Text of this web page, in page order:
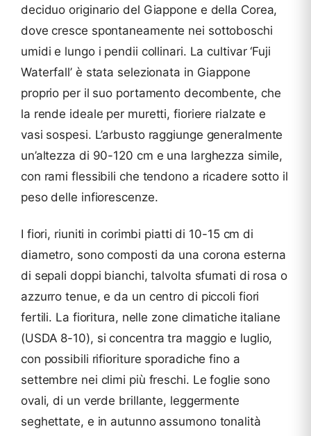
deciduo originario del Giappone e della Corea,
dove cresce spontaneamente nei sottoboschi
umidi e lungo i pendii collinari. La cultivar ‘Fuji
Waterfall’ è stata selezionata in Giappone
proprio per il suo portamento decombente, che
la rende ideale per muretti, fioriere rialzate e
vasi sospesi. L’arbusto raggiunge generalmente
un’altezza di 90-120 cm e una larghezza simile,
con rami flessibili che tendono a ricadere sotto il
peso delle infiorescenze.
I fiori, riuniti in corimbi piatti di 10-15 cm di
diametro, sono composti da una corona esterna
di sepali doppi bianchi, talvolta sfumati di rosa o
azzurro tenue, e da un centro di piccoli fiori
fertili. La fioritura, nelle zone climatiche italiane
(USDA 8-10), si concentra tra maggio e luglio,
con possibili rifioriture sporadiche fino a
settembre nei climi più freschi. Le foglie sono
ovali, di un verde brillante, leggermente
seghettate, e in autunno assumono tonalità